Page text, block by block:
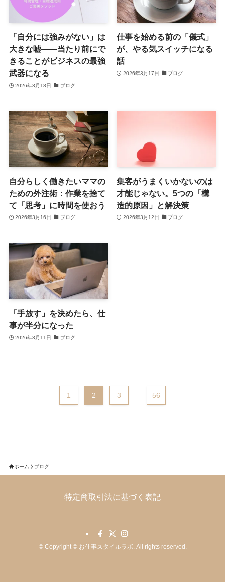
「自分には強みがない」は
大きな嘘——当たり前にで
きることがビジネスの最強
武器になる
2026年3月18日 ブログ
仕事を始める前の「儀式」
が、やる気スイッチになる
話
2026年3月17日 ブログ
自分らしく働きたいママの
ための外注術：作業を捨て
て「思考」に時間を使おう
2026年3月16日 ブログ
集客がうまくいかないのは
才能じゃない。5つの「構
造的原因」と解決策
2026年3月12日 ブログ
「手放す」を決めたら、仕
事が半分になった
2026年3月11日 ブログ
1 2 3 56
ホーム ブログ
特定商取引法に基づく表記
©Copyright © お仕事スタイルラボ. All rights reserved.